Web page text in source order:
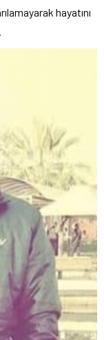
hayatını